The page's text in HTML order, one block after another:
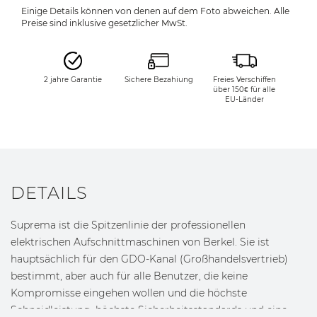
Einige Details können von denen auf dem Foto abweichen. Alle
Preise sind inklusive gesetzlicher MwSt.
2 jahre Garantie Sichere Bezahiung
Freies Verschiffen
über 150€ für alle
EU-Länder
DETAILS
Suprema ist die Spitzenlinie der professionellen
elektrischen Aufschnittmaschinen von Berkel. Sie ist
hauptsächlich für den GDO-Kanal (Großhandelsvertrieb)
bestimmt, aber auch für alle Benutzer, die keine
Kompromisse eingehen wollen und die höchste
Schneidleistung, höchste Sicherheitsstandards und eine